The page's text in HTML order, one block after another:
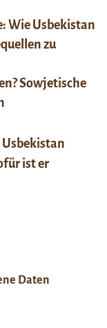
Wie Usbekistan
zu
Sowjetische
ist er
Daten